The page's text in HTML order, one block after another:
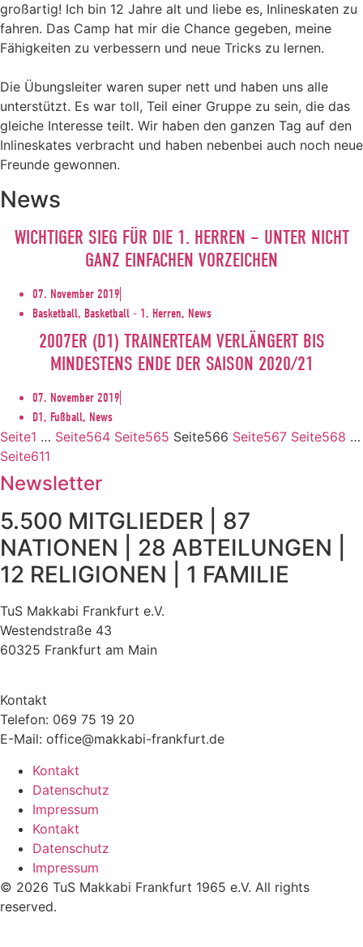
großartig! Ich bin 12 Jahre alt und liebe es, Inlineskaten zu
fahren. Das Camp hat mir die Chance gegeben, meine
Fähigkeiten zu verbessern und neue Tricks zu lernen.
Die Übungsleiter waren super nett und haben uns alle
unterstützt. Es war toll, Teil einer Gruppe zu sein, die das
gleiche Interesse teilt. Wir haben den ganzen Tag auf den
Inlineskates verbracht und haben nebenbei auch noch neue
Freunde gewonnen.
News
WICHTIGER SIEG FÜR DIE 1. HERREN – UNTER NICHT
GANZ EINFACHEN VORZEICHEN
07. November 2019
Basketball, Basketball - 1. Herren, News
2007ER (D1) TRAINERTEAM VERLÄNGERT BIS
MINDESTENS ENDE DER SAISON 2020/21
07. November 2019
D1, Fußball, News
Seite1 … Seite564 Seite565 Seite566 Seite567 Seite568 …
Seite611
Newsletter
5.500 MITGLIEDER | 87
NATIONEN | 28 ABTEILUNGEN |
12 RELIGIONEN | 1 FAMILIE
TuS Makkabi Frankfurt e.V.
Westendstraße 43
60325 Frankfurt am Main
Kontakt
Telefon: 069 75 19 20
E-Mail: office@makkabi-frankfurt.de
Kontakt
Datenschutz
Impressum
Kontakt
Datenschutz
Impressum
© 2026 TuS Makkabi Frankfurt 1965 e.V. All rights
reserved.